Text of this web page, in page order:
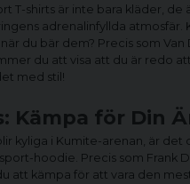
T-shirts är inte bara kläder, de
adrenalinfyllda atmosfär.
du bär dem? Precis som
du att visa att du är redo
med stil!
Kämpa för Din
kyliga i Kumite-arenan, är det
hoodie. Precis som Frank
att kämpa för att vara den